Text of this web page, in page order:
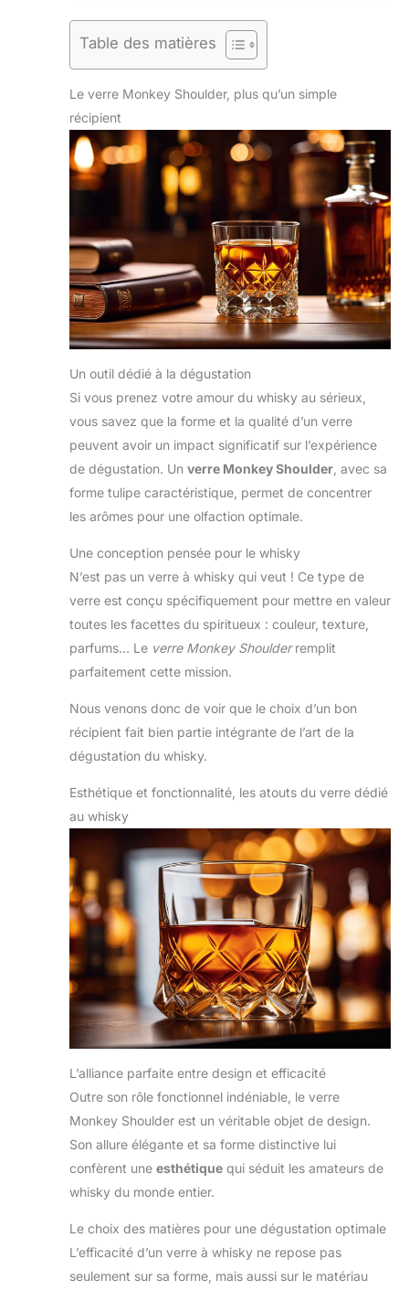
Table des matières
Le verre Monkey Shoulder, plus qu’un simple
récipient
Un outil dédié à la dégustation
Si vous prenez votre amour du whisky au sérieux,
vous savez que la forme et la qualité d’un verre
peuvent avoir un impact significatif sur l’expérience
de dégustation. Un verre Monkey Shoulder, avec sa
forme tulipe caractéristique, permet de concentrer
les arômes pour une olfaction optimale.
Une conception pensée pour le whisky
N’est pas un verre à whisky qui veut ! Ce type de
verre est conçu spécifiquement pour mettre en valeur
toutes les facettes du spiritueux : couleur, texture,
parfums… Le verre Monkey Shoulderremplit
parfaitement cette mission.
Nous venons donc de voir que le choix d’un bon
récipient fait bien partie intégrante de l’art de la
dégustation du whisky.
Esthétique et fonctionnalité, les atouts du verre dédié
au whisky
L’alliance parfaite entre design et efficacité
Outre son rôle fonctionnel indéniable, le verre
Monkey Shoulder est un véritable objet de design.
Son allure élégante et sa forme distinctive lui
confèrent une esthétique qui séduit les amateurs de
whisky du monde entier.
Le choix des matières pour une dégustation optimale
L’efficacité d’un verre à whisky ne repose pas
seulement sur sa forme, mais aussi sur le matériau